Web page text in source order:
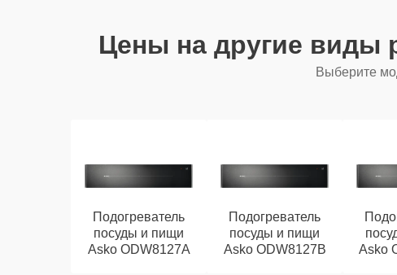
Цены на другие виды
Выберите
Подогреватель
посуды и пищи
Asko ODW8127A
Подогреватель
посуды и пищи
Asko ODW8127B
Asko